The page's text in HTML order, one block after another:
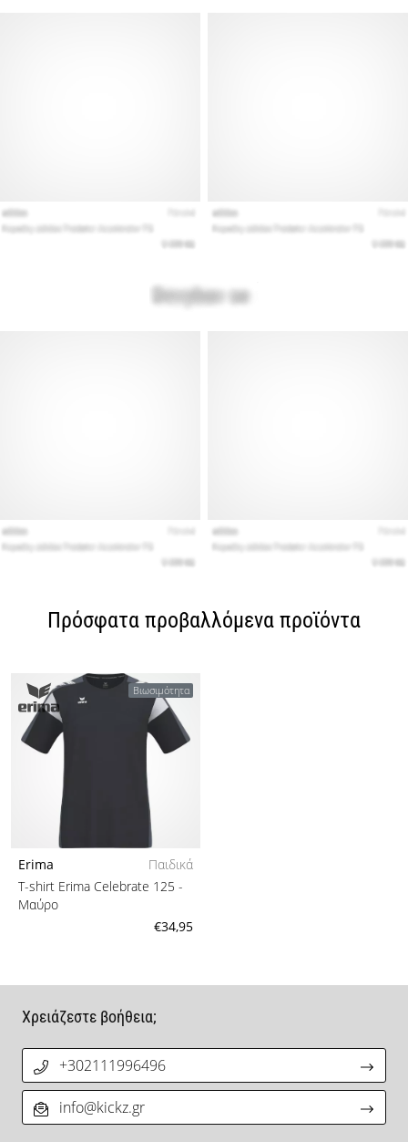
Πρόσφατα προβαλλόμενα προϊόντα
Βιωσιμότητα
Erima
Παιδικά
T-shirt Erima Celebrate 125 -
Μαύρο
€34,95
Χρειάζεστε βοήθεια;
+302111996496
info@kickz.gr